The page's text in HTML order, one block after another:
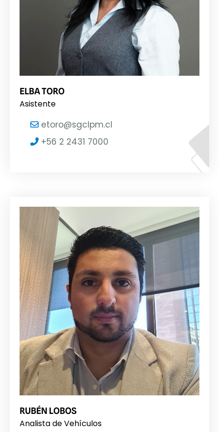
ELBA TORO
Asistente
etoro@sgclpm.cl
+56 2 2431 7000
RUBÉN LOBOS
Analista de Vehículos